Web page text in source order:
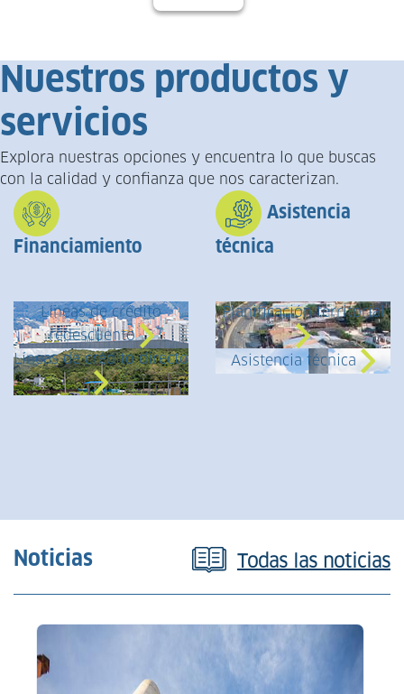
Nuestros productos y
servicios
Explora nuestras opciones y encuentra lo que buscas
con la calidad y confianza que nos caracterizan.
Financiamiento
Líneas de crédito
redescuento
Líneas de crédito directo
Asistencia
técnica
Planificación territorial
Asistencia técnica
Noticias Todas las noticias